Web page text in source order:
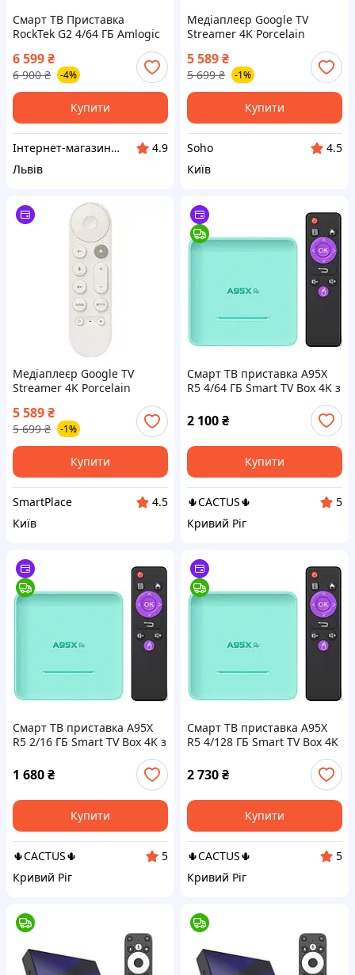
Смарт ТВ Приставка
RockTek G2 4/64 ГБ Amlogic
S905X4-K WiFi6 Android TV
14 Netflix (з
налаштуваннями)
6 599₴
6 900 ₴ -4%
Купити
Інтернет-магазин LeoBox™ - Оригінальні Смарт ТВ Приставки та аксесуари, Дитячі іграшки
4.9
Львів
Медіаплеєр Google TV
Streamer 4K Porcelain
5 589₴
5 699 ₴ -1%
Купити
Soho
4.5
Київ
Медіаплеєр Google TV
Streamer 4K Porcelain
5 589₴
5 699 ₴ -1%
Купити
SmartPlace
4.5
Київ
Смарт ТВ приставка A95X
R5 4/64 ГБ Smart TV Box 4K з
(Онлайн кінотеатри, IPTV,
YouTube, Megogo, Sweet.tv)
2 100₴
Купити
🌵CACTUS🌵
5
Кривий Ріг
Смарт ТВ приставка A95X
R5 2/16 ГБ Smart TV Box 4K з
(Онлайн кінотеатри, IPTV,
YouTube, Megogo, Sweet.tv)
1 680₴
Купити
🌵CACTUS🌵
5
Кривий Ріг
Смарт ТВ приставка A95X
R5 4/128 ГБ Smart TV Box 4K
(Онлайн кінотеатри, IPTV,
YouTube, Megogo, Sweet.tv)
2 730₴
Купити
🌵CACTUS🌵
5
Кривий Ріг